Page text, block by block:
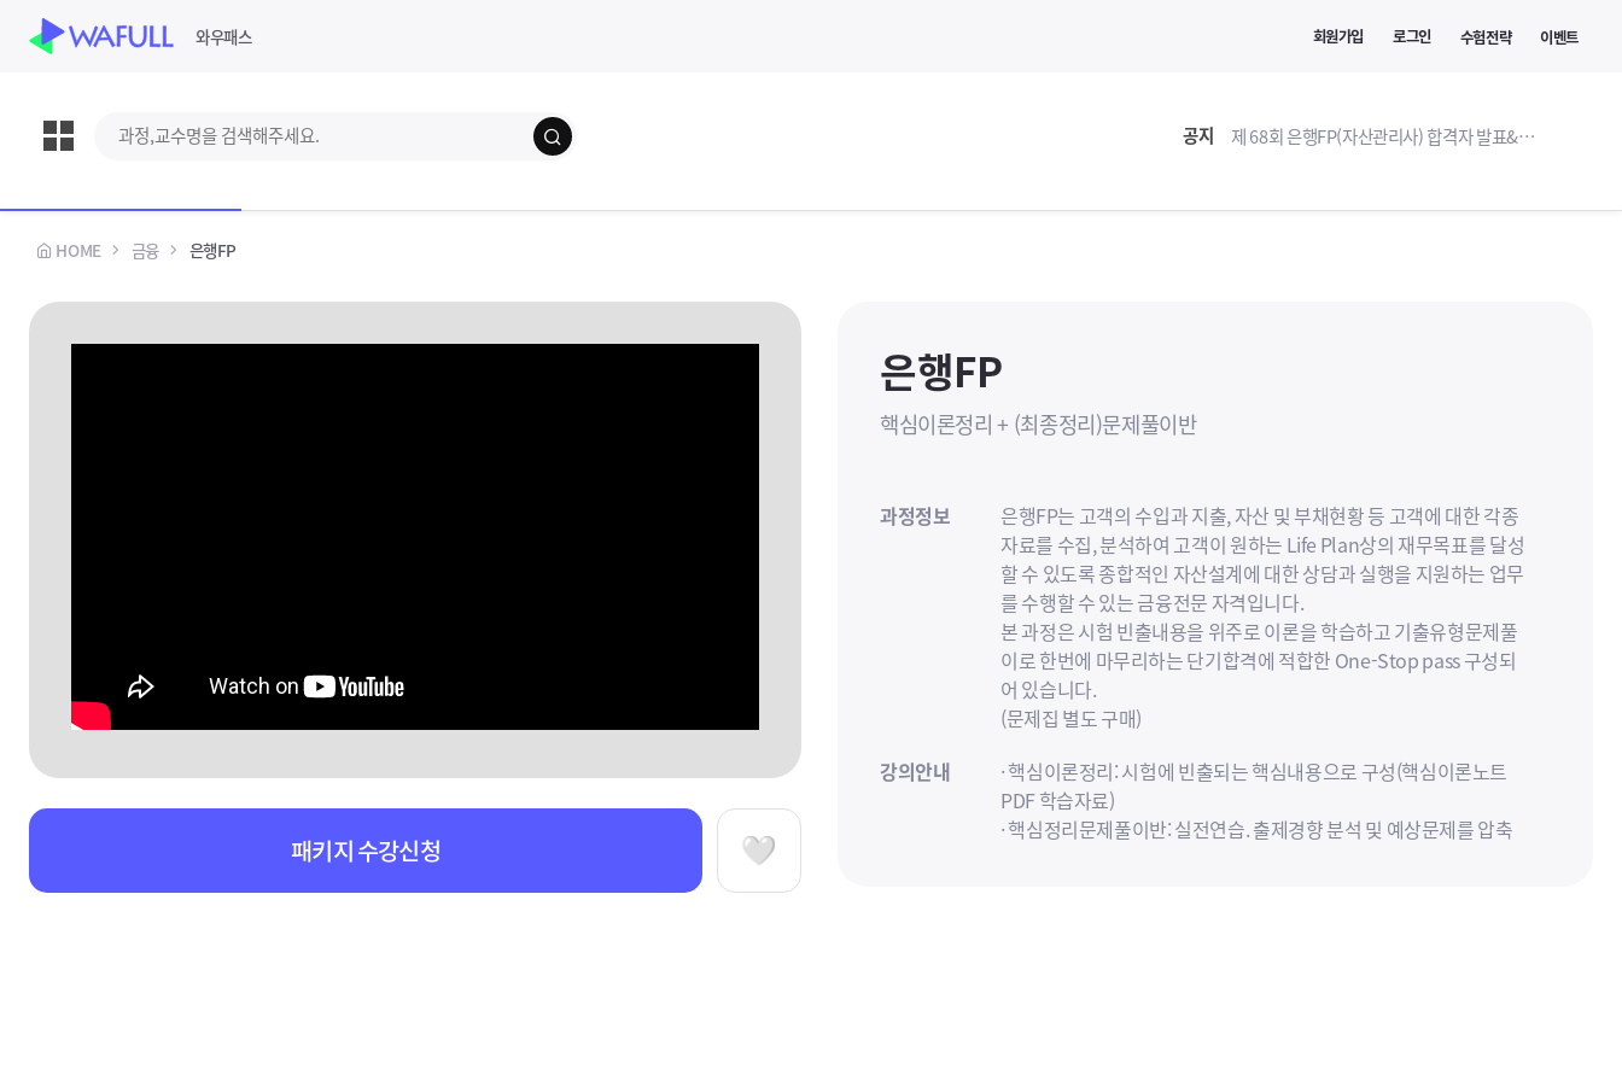
스킵 네비게이션
WASUB 자격증 구독
와우패스 회원가입 로그인 수험전략 이벤트
과정,교수명 검색 공지 제 68회 은행FP(자산관리사) 합격자 발표&환급 안내
HOME 금융 은행FP
과정정보
수강안내
패키지 수강신청 찜하기
은행FP
핵심이론정리 + (최종정리)문제풀이반
과정정보
은행FP는 고객의 수입과 지출, 자산 및 부채현황 등 고객에 대한 각종
자료를 수집, 분석하여 고객이 원하는 Life Plan상의 재무목표를 달성
할 수 있도록 종합적인 자산설계에 대한 상담과 실행을 지원하는 업무
를 수행할 수 있는 금융전문 자격입니다.
본 과정은 시험 빈출내용을 위주로 이론을 학습하고 기출유형문제풀
이로 한번에 마무리하는 단기합격에 적합한 One-Stop pass 구성되
어 있습니다.
(문제집 별도 구매)
강의안내
· 핵심이론정리: 시험에 빈출되는 핵심내용으로 구성(핵심이론노트
PDF 학습자료)
· 핵심정리문제풀이반: 실전연습. 출제경향 분석 및 예상문제를 압축
선택바